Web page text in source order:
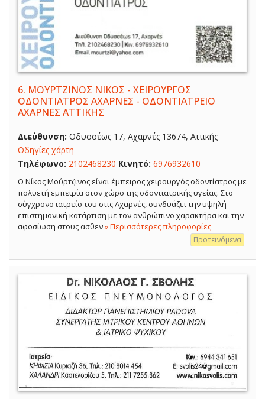
6. ΜΟΥΡΤΖΙΝΟΣ ΝΙΚΟΣ - ΧΕΙΡΟΥΡΓΟΣ
ΟΔΟΝΤΙΑΤΡΟΣ ΑΧΑΡΝΕΣ - ΟΔΟΝΤΙΑΤΡΕΙΟ
ΑΧΑΡΝΕΣ ΑΤΤΙΚΗΣ
Διεύθυνση: Οδυσσέως 17, Αχαρνές 13674, Αττικής
Οδηγίες χάρτη
Τηλέφωνο: 2102468230 Κινητό: 6976932610
Ο Νίκος Μούρτζινος είναι έμπειρος χειρουργός οδοντίατρος με
πολυετή εμπειρία στον χώρο της οδοντιατρικής υγείας. Στο
σύγχρονο ιατρείο του στις Αχαρνές, συνδυάζει την υψηλή
επιστημονική κατάρτιση με τον ανθρώπινο χαρακτήρα και την
αφοσίωση στους ασθεν» Περισσότερες πληροφορίες
Προτεινόμενα